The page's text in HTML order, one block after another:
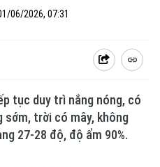
06/2026, 07:31
tục duy trì nắng nóng, có
sớm, trời có mây, không
27-28 độ, độ ẩm 90%.